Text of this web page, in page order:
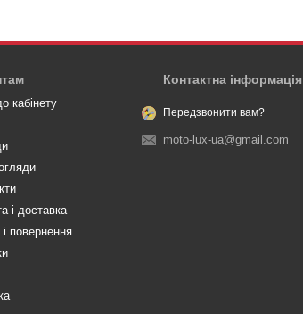
кабінету
і доставка
повернення
Контактна інформація
Передзвонити вам?
moto-lux-ua@gmail.com